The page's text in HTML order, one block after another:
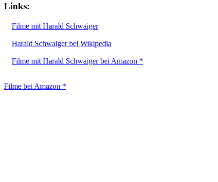
Links:
Filme mit Harald Schwaiger
Harald Schwaiger bei Wikipedia
Filme mit Harald Schwaiger bei Amazon *
Filme bei Amazon *